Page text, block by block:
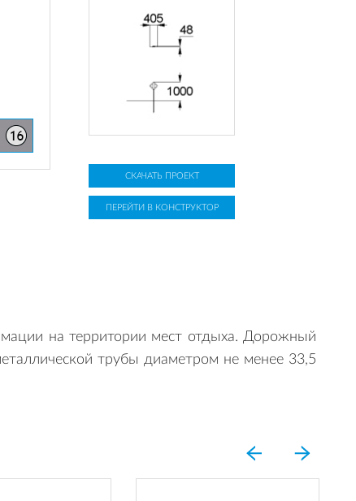
СКАЧАТЬ ПРОЕКТ
ПЕРЕЙТИ В КОНСТРУКТОР
на территории мест отдыха. Дорожный
трубы диаметром не менее 33,5